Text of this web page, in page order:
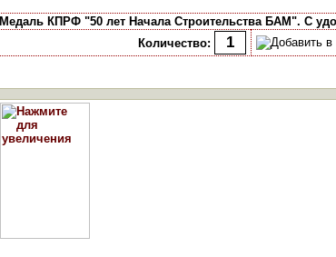
Медаль КПРФ "50 лет Начала Строительства БАМ". С
Количество: